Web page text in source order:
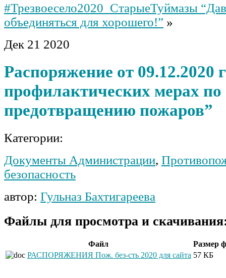
#Трезвоесело2020_СтарыеТуймазы
объединяться для хорошего!” »
Дек 21 2020
Распоряжение от
профилактических мерах по
предотвращению пожаров”
Категории:
Документы Администрации,
безопасность
автор: Гульназ Бахтигареева
Файлы для просмотра и
Файл
Размер
РАСПОРЯЖЕНИЯ Пож. без-сть 2020 для сайта 57 КБ